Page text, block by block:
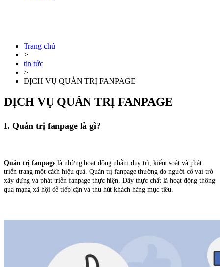
Trang chủ
>
tin tức
>
DỊCH VỤ QUẢN TRỊ FANPAGE
DỊCH VỤ QUẢN TRỊ FANPAGE
I. Quản trị fanpage là gì?
Quản trị fanpage là những hoạt động nhằm duy trì, kiểm soát và phát
triển trang một cách hiệu quả. Quản trị fanpage thường do người có vai trò
xây dựng và phát triển fanpage thực hiện. Đây thực chất là hoạt động thông
qua mạng xã hội để tiếp cận và thu hút khách hàng mục tiêu.